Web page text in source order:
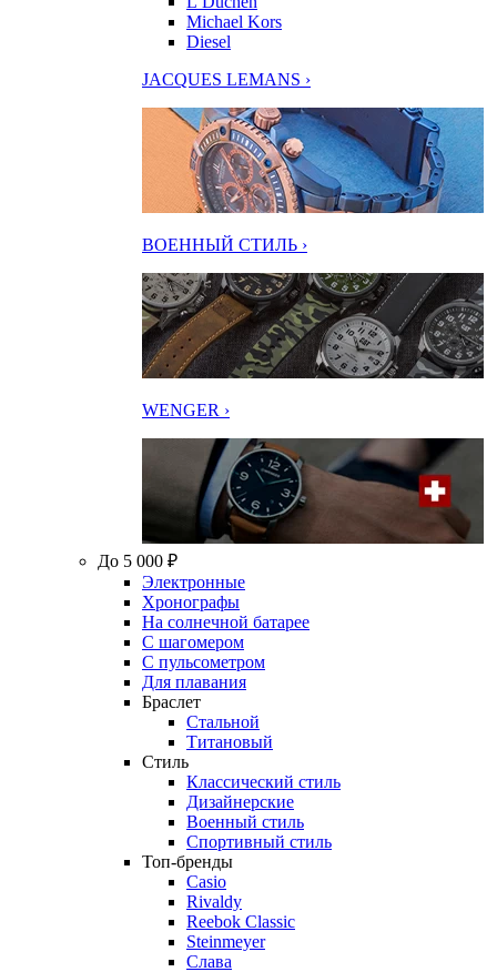
Michael Kors
Diesel
JACQUES LEMANS ›
ВОЕННЫЙ СТИЛЬ ›
WENGER ›
До 5 000 ₽
Электронные
Хронографы
На солнечной батарее
С шагомером
С пульсометром
Для плавания
Браслет
Стальной
Титановый
Стиль
Классический стиль
Дизайнерские
Военный стиль
Спортивный стиль
Топ-бренды
Casio
Rivaldy
Reebok Classic
Steinmeyer
Слава